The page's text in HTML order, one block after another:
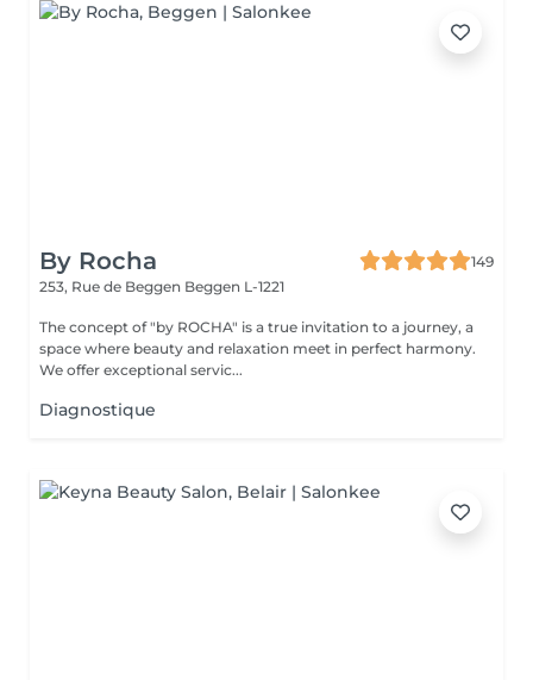
By Rocha
149
253, Rue de Beggen Beggen L-1221
The concept of "by ROCHA" is a true invitation to a journey, a
space where beauty and relaxation meet in perfect harmony.
We offer exceptional servic...
Diagnostique